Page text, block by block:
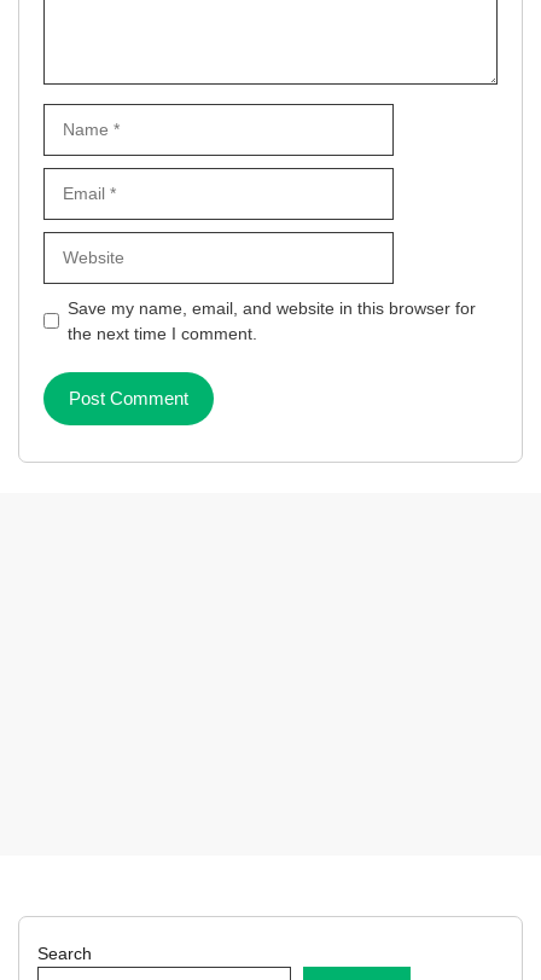
Save my name, email, and website in this browser for
the next time I comment.
Search